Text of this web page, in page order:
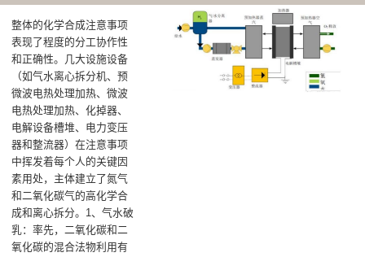
整体的化学合成注意事项
表现了程度的分工协作性
和正确性。几大设施设备
（如气水离心拆分机、预
微波电热处理加热、微波
电热处理加热、化掉器、
电解设备槽堆、电力变压
器和整流器）在注意事项
中挥发着每个人的关键因
素用处，主体建立了氮气
和二氧化碳气的高化学合
成和离心拆分。1、气水破
乳：率先，二氧化碳和二
氧化碳的混合法物利用有